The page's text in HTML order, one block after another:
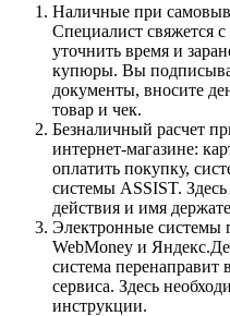
Наличные при
Специалист свяжется
уточнить время и
купюры. Вы
документы, вносите
товар и чек.
Безналичный расчет
интернет-магазине:
оплатить покупку,
системы ASSIST.
действия и имя
Электронные системы
WebMoney и
система перенаправит
сервиса. Здесь
инструкции.